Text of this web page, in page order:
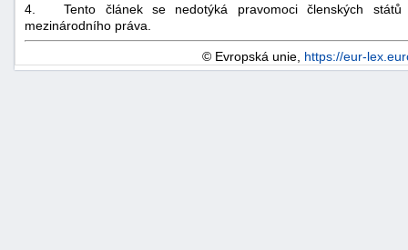
4. Tento článek se nedotýká pravomoci členských států
mezinárodního práva.
© Evropská unie, https://eur-